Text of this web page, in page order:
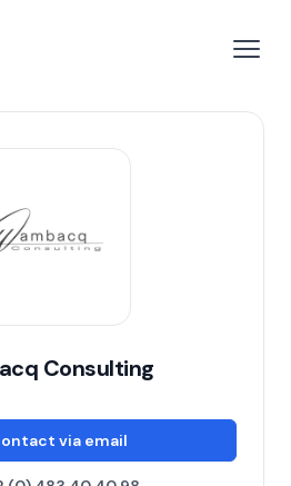
Consulting
via email